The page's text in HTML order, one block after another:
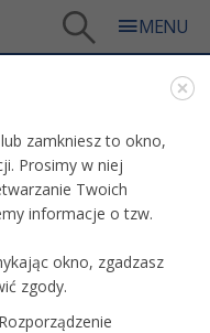
Galeria - Edukacja i Nauka 2018 /
BIBLIJNEJ
zamkniesz to okno,
Prosimy w niej
Twoich
informacje o tzw.
okno, zgadzasz
zgody.